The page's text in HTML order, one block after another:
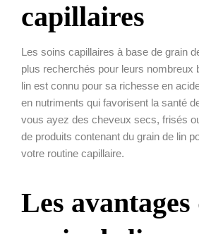
capillaires
Les soins capillaires à base de grain
plus recherchés pour leurs nombreux
lin est connu pour sa richesse en
en nutriments qui favorisent la santé
vous ayez des cheveux secs, frisés
de produits contenant du grain de lin
votre routine capillaire.
Les avantages